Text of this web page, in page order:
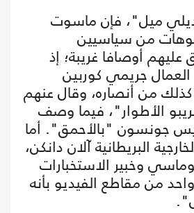
ميل"، فإن ماسوت
من سياسيين
عليهم أوصافا غريبة؛ إذ
جريمي كوربين
من أنصاره، وقال عنهم
الأطوار"، فيما وصف
جونسون "بالأحمق". أما
البريطانية آلان دانكن،
وخبير الاستخبارات
من مقاطع الفيديو بأنه